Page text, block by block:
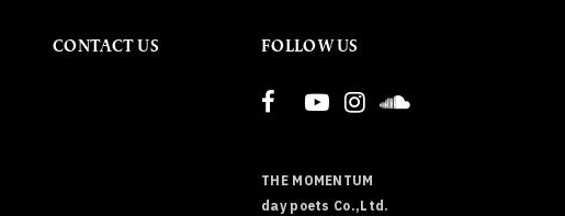
CONTACT US FOLLOW US
THE MOMENTUM
day poets Co.,Ltd.